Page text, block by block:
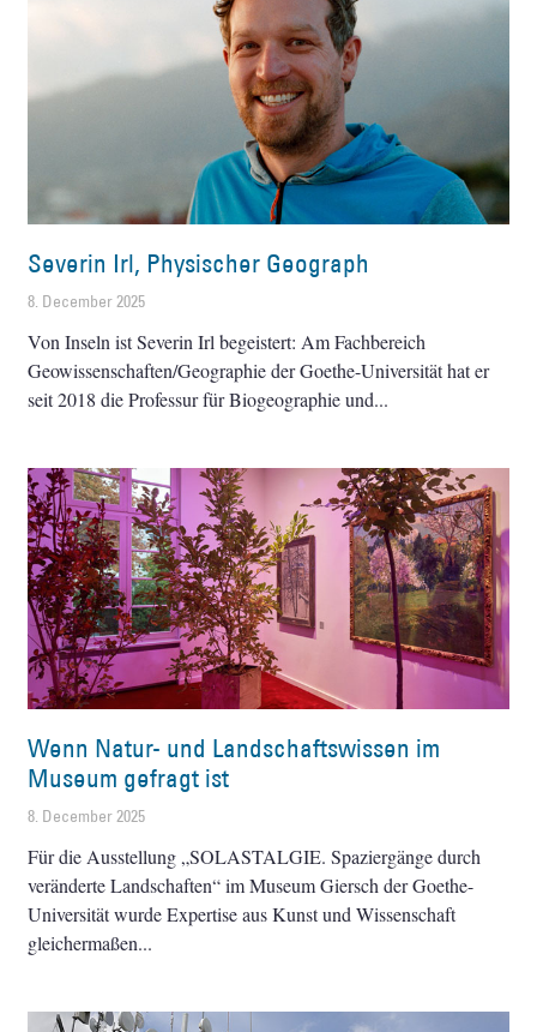
Severin Irl, Physischer Geograph
8. December 2025
Von Inseln ist Severin Irl begeistert: Am Fachbereich
Geowissenschaften/Geographie der Goethe-Universität hat er
seit 2018 die Professur für Biogeographie und
Wenn Natur- und Landschaftswissen im
Museum gefragt ist
8. December 2025
Für die Ausstellung „SOLASTALGIE. Spaziergänge durch
veränderte Landschaften“ im Museum Giersch der Goethe-
Universität wurde Expertise aus Kunst und Wissenschaft
gleichermaßen